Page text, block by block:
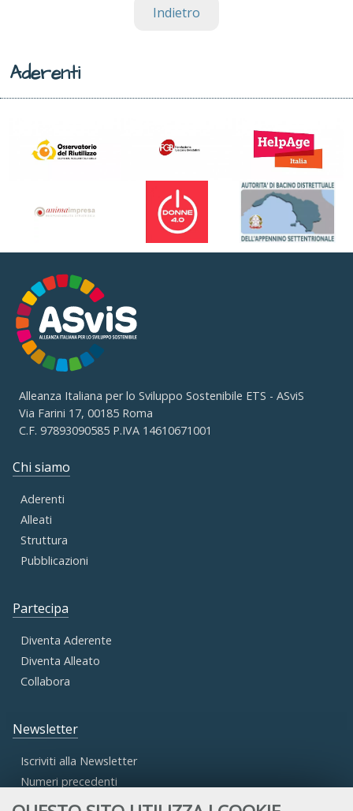
Indietro
Aderenti
Alleanza Italiana per lo Sviluppo Sostenibile ETS - ASviS
Via Farini 17, 00185 Roma
C.F. 97893090585 P.IVA 14610671001
Chi siamo
Aderenti
Alleati
Struttura
Pubblicazioni
Partecipa
Diventa Aderente
Diventa Alleato
Collabora
Newsletter
Iscriviti alla Newsletter
Numeri precedenti